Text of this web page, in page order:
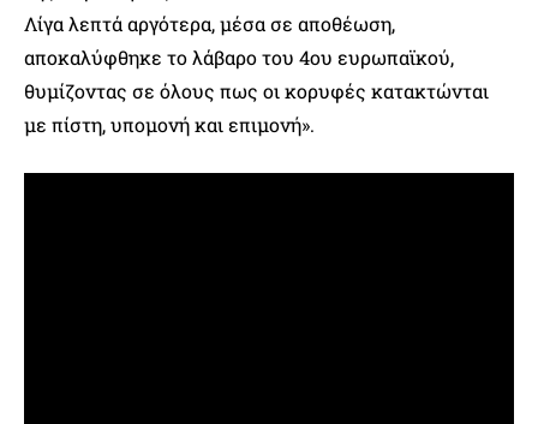
Λίγα λεπτά αργότερα, μέσα σε αποθέωση,
αποκαλύφθηκε το λάβαρο του 4ου ευρωπαϊκού,
θυμίζοντας σε όλους πως οι κορυφές κατακτώνται
με πίστη, υπομονή και επιμονή».